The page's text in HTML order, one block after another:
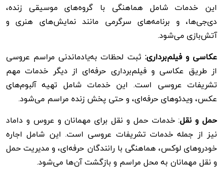
این خدمات شامل هماهنگی با گروه‌های موسیقی زنده،
دی‌جی‌ها، و برنامه‌های سرگرمی مانند نمایش‌های هنری و
آتش‌بازی می‌شود.
عکاسی و فیلم‌برداری: ثبت لحظات به‌یادماندنی مراسم عروسی
از طریق عکاسی و فیلم‌برداری حرفه‌ای از دیگر خدمات مهم
تشریفات عروسی است. این خدمات شامل تهیه آلبوم‌های
عکس، ویدئوهای حرفه‌ای، و حتی پخش زنده مراسم می‌شود.
حمل و نقل: خدمات حمل و نقل برای مهمانان و عروس و داماد
نیز از جمله خدمات تشریفات عروسی است. این شامل اجاره
خودروهای لوکس، هماهنگی با رانندگان حرفه‌ای، و مدیریت حمل
و نقل مهمانان به محل مراسم و بازگشت آن‌ها می‌شود.